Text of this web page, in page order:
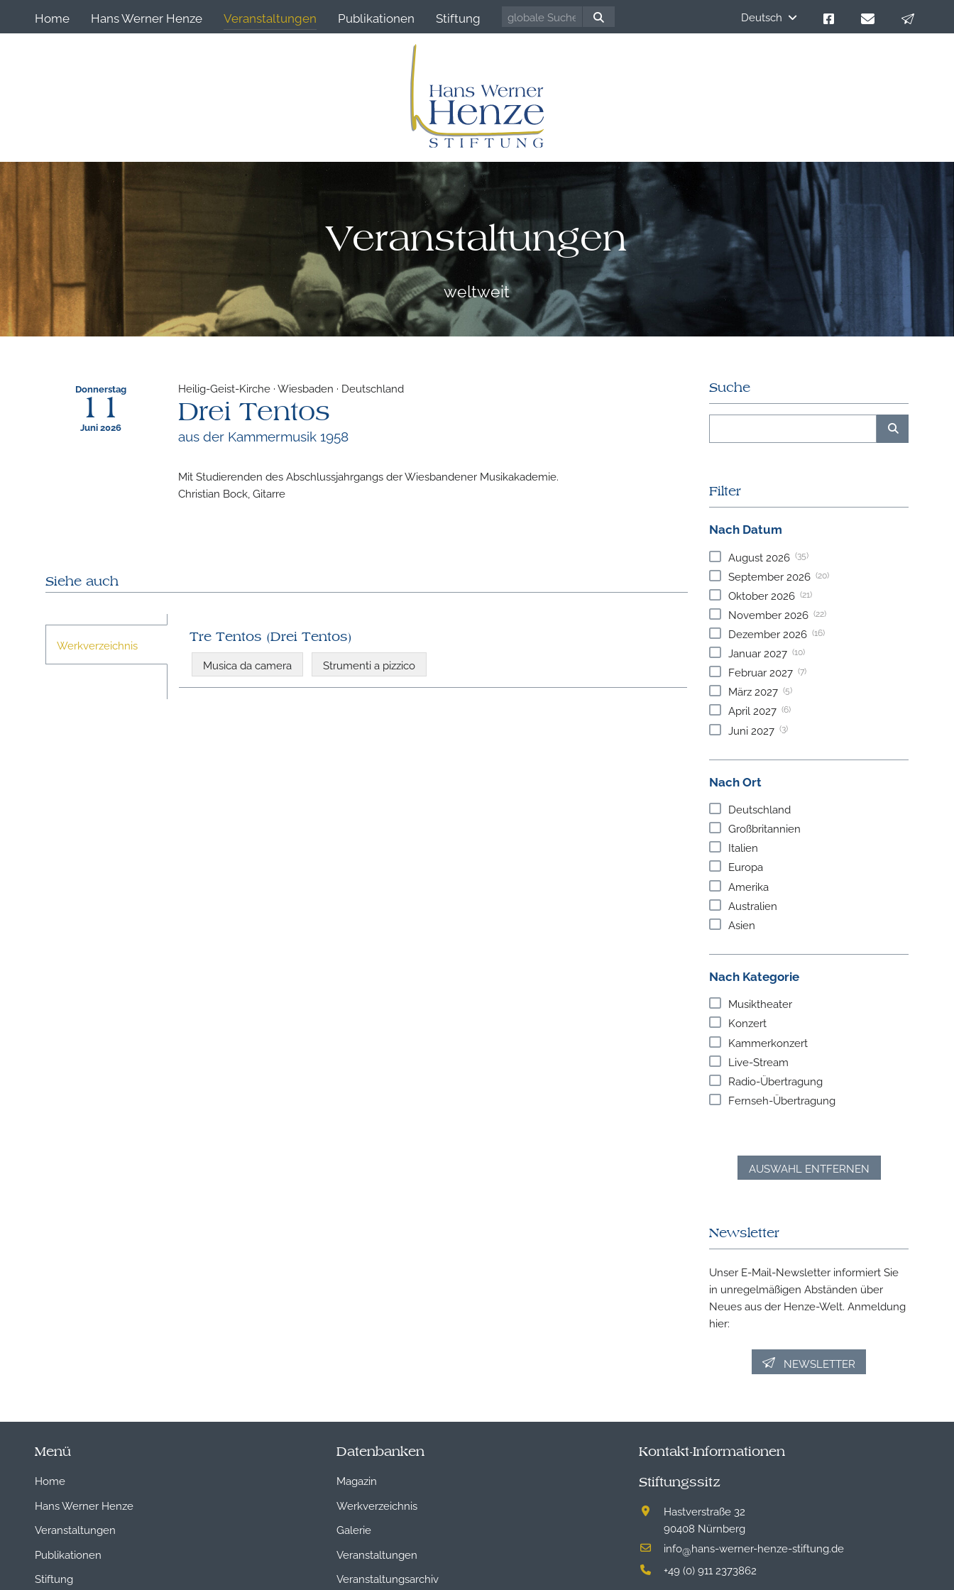
Home Hans Werner Henze Veranstaltungen Publikationen Stiftung Deutsch
Veranstaltungen
weltweit
Donnerstag
11
Juni 2026
Heilig-Geist-Kirche · Wiesbaden · Deutschland
Drei Tentos
aus der Kammermusik 1958
Mit Studierenden des Abschlussjahrgangs der Wiesbandener Musikakademie.
Christian Bock, Gitarre
Siehe auch
Werkverzeichnis
Tre Tentos (Drei Tentos)
Musica da camera Strumenti a pizzico
Suche
Filter
Nach Datum
August 2026 (35)
September 2026 (20)
Oktober 2026 (21)
November 2026 (22)
Dezember 2026 (16)
Januar 2027 (10)
Februar 2027 (7)
März 2027 (5)
April 2027 (6)
Juni 2027 (3)
Nach Ort
Deutschland
Großbritannien
Italien
Europa
Amerika
Australien
Asien
Nach Kategorie
Musiktheater
Konzert
Kammerkonzert
Live-Stream
Radio-Übertragung
Fernseh-Übertragung
AUSWAHL ENTFERNEN
Newsletter
Unser E-Mail-Newsletter informiert Sie
in unregelmäßigen Abständen über
Neues aus der Henze-Welt. Anmeldung
hier:
NEWSLETTER
Menü
Home
Hans Werner Henze
Veranstaltungen
Publikationen
Stiftung
Datenbanken
Magazin
Werkverzeichnis
Galerie
Veranstaltungen
Veranstaltungsarchiv
Kontakt-Informationen
Stiftungssitz
Hastverstraße 32
90408 Nürnberg
info@hans-werner-henze-stiftung.de
+49 (0) 911 2373862